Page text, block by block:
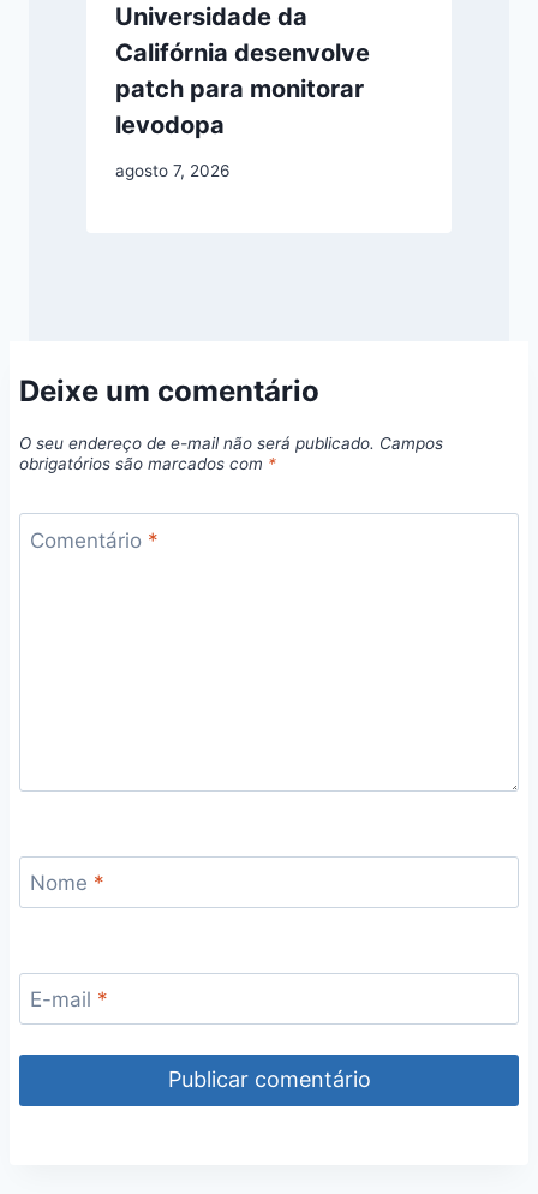
Universidade da
Califórnia desenvolve
patch para monitorar
levodopa
agosto 7, 2026
Deixe um comentário
O seu endereço de e-mail não será publicado. Campos
obrigatórios são marcados com *
Comentário *
Nome *
E-mail *